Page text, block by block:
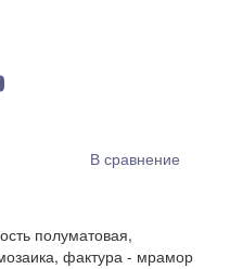
В сравнение
полуматовая,
фактура - мрамор